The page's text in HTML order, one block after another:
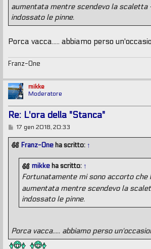
g
i
aumentata mentre scendevo la scaletta
indossato le pinne.
Porca vacca..... abbiamo perso
Franz-One
mikke
Moderatore
Re: L'ora della "Stanca"
M
s
s
17 gen 2018, 20:33
Franz-One ha scritto: ↑
mikkeha scritto: ↑
Fortunatamente mi sono accorto che
aumentata mentre scendevo la
indossato le pinne.
Porca vacca..... abbiamo perso